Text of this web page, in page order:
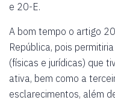
e 20-E.
A bom tempo o artigo
República, pois
(físicas e jurídicas) que
ativa, bem como a
esclarecimentos, além